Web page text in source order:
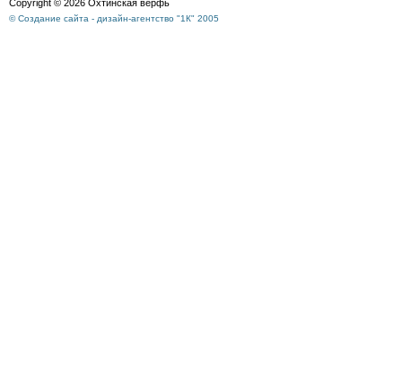
Copyright © 2026 Охтинская верфь
© Создание сайта - дизайн-агентство "1К" 2005